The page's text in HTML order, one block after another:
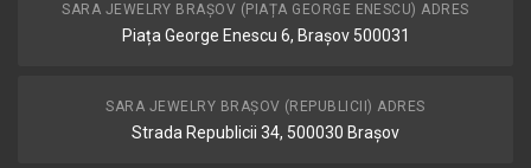
SARA JEWELRY BRAȘOV (PIAȚA GEORGE ENESCU) ADRES
Piața George Enescu 6, Brașov 500031
SARA JEWELRY BRAȘOV (REPUBLICII) ADRES
Strada Republicii 34, 500030 Brașov